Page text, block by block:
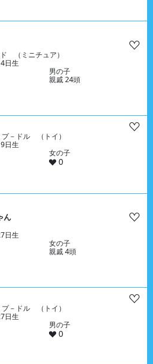
（ミニチュア）
日生
男の子
親戚 24頭
－ドル （トイ）
日生
女の子
0
ん
日生
女の子
親戚 4頭
－ドル （トイ）
日生
男の子
0